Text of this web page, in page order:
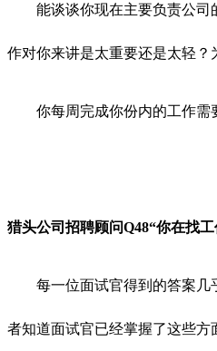
能谈谈你现在主要负责公
作对你来讲是太重要还是太轻？
你每周完成你份内的工作需
猎头公司招聘顾问Q48“你在找
每一位面试官得到的答案几
者知道面试官已经掌握了这些